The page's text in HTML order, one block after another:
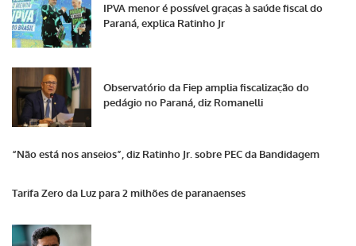
IPVA menor é possível graças à saúde fiscal do
Paraná, explica Ratinho Jr
Observatório da Fiep amplia fiscalização do
pedágio no Paraná, diz Romanelli
“Não está nos anseios”, diz Ratinho Jr. sobre PEC da Bandidagem
Tarifa Zero da Luz para 2 milhões de paranaenses